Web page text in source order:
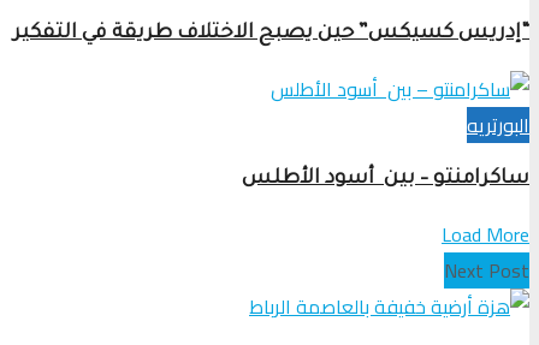
“إدريس كسيكس” حين يصبح الاختلاف طريقة في التفكير
البورتريه
ساكرامنتو – بين أسود الأطلس
Load More
Next Post